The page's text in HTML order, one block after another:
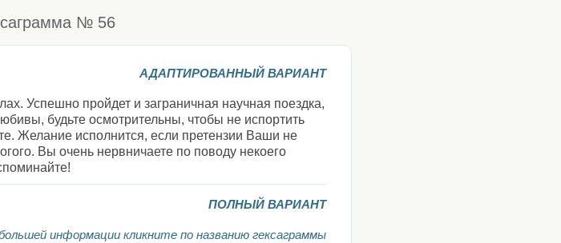
№ 56
АДАПТИРОВАННЫЙ ВАРИАНТ
Успешно пройдет и заграничная научная поездка,
будьте осмотрительны, чтобы не испортить
Желание исполнится, если претензии Ваши не
Вы очень нервничаете по поводу некоего
ПОЛНЫЙ ВАРИАНТ
информации кликните по названию гексаграммы